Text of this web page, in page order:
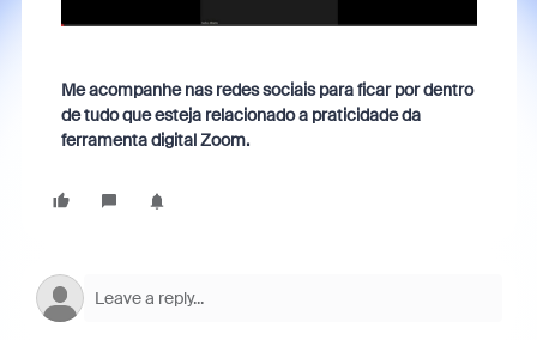
Me acompanhe nas redes sociais para ficar por dentro
de tudo que esteja relacionado a praticidade da
ferramenta digital Zoom.